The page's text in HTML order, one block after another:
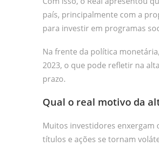
país, principalmente com a
para investir em programas
Na frente da política
2023, o que pode refletir na
prazo.
Qual o real motivo da
Muitos investidores enxergam
títulos e ações se tornam